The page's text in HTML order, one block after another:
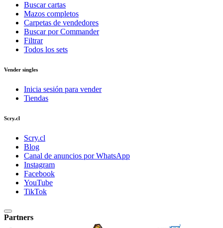
Buscar cartas
Mazos completos
Carpetas de vendedores
Buscar por Commander
Filtrar
Todos los sets
Vender singles
Inicia sesión para vender
Tiendas
Scry.cl
Scry.cl
Blog
Canal de anuncios por WhatsApp
Instagram
Facebook
YouTube
TikTok
Partners